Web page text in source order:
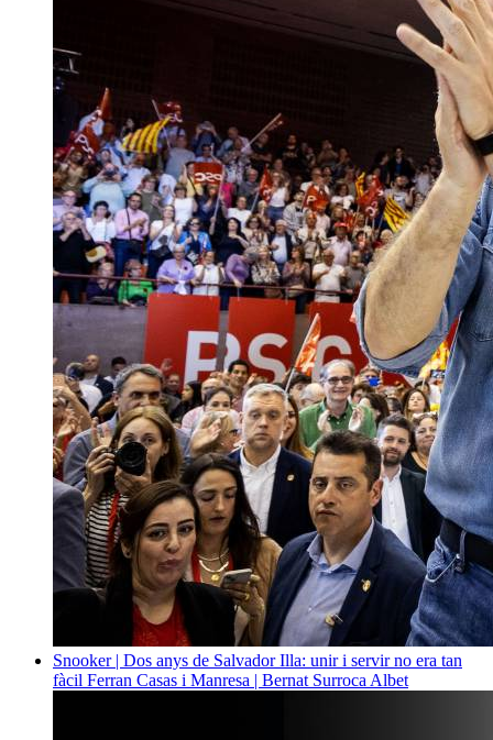
Snooker | Dos anys de Salvador Illa: unir i servir no era tan
fàcil Ferran Casas i Manresa | Bernat Surroca Albet